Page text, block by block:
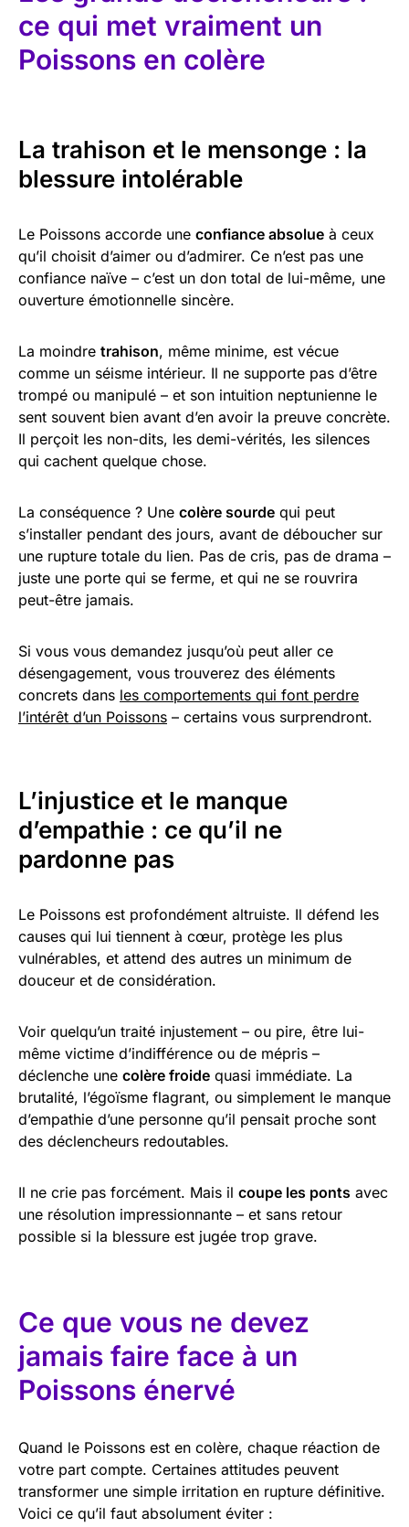
ce qui met vraiment un
Poissons en colère
La trahison et le mensonge : la
blessure intolérable
Le Poissons accorde une confiance absolue à ceux
qu’il choisit d’aimer ou d’admirer. Ce n’est pas une
confiance naïve – c’est un don total de lui-même, une
ouverture émotionnelle sincère.
La moindre trahison, même minime, est vécue
comme un séisme intérieur. Il ne supporte pas d’être
trompé ou manipulé – et son intuition neptunienne le
sent souvent bien avant d’en avoir la preuve concrète.
Il perçoit les non-dits, les demi-vérités, les silences
qui cachent quelque chose.
La conséquence ? Une colère sourde qui peut
s’installer pendant des jours, avant de déboucher sur
une rupture totale du lien. Pas de cris, pas de drama –
juste une porte qui se ferme, et qui ne se rouvrira
peut-être jamais.
Si vous vous demandez jusqu’où peut aller ce
désengagement, vous trouverez des éléments
concrets dans les comportements qui font perdre
l’intérêt d’un Poissons – certains vous surprendront.
L’injustice et le manque
d’empathie : ce qu’il ne
pardonne pas
Le Poissons est profondément altruiste. Il défend les
causes qui lui tiennent à cœur, protège les plus
vulnérables, et attend des autres un minimum de
douceur et de considération.
Voir quelqu’un traité injustement – ou pire, être lui-
même victime d’indifférence ou de mépris –
déclenche une colère froide quasi immédiate. La
brutalité, l’égoïsme flagrant, ou simplement le manque
d’empathie d’une personne qu’il pensait proche sont
des déclencheurs redoutables.
Il ne crie pas forcément. Mais il coupe les ponts avec
une résolution impressionnante – et sans retour
possible si la blessure est jugée trop grave.
Ce que vous ne devez
jamais faire face à un
Poissons énervé
Quand le Poissons est en colère, chaque réaction de
votre part compte. Certaines attitudes peuvent
transformer une simple irritation en rupture définitive.
Voici ce qu’il faut absolument éviter :